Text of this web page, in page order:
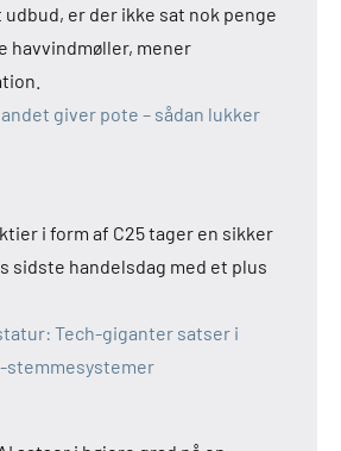
er der ikke sat nok penge
havvindmøller, mener
giver pote – sådan lukker
i form af C25 tager en sikker
sidste handelsdag med et plus
Tech-giganter satser i
stemmesystemer